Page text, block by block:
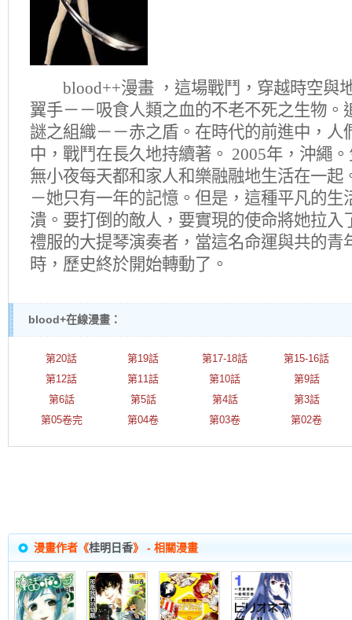
blood++漫畫 ，這場戰鬥，穿越時空與
翼手－－吸食人類之血的不老不死之生物。
謎之組織－－赤之盾。在時代的前進中，人
中，戰鬥在長久地持續著。 2005年，沖繩
無小夜每天都和家人和樂融融地生活在一起
－她只有一年的記憶。但是，這種平凡的生
潰。要打倒的敵人，要實現的使命將她拉入
禮服的大提琴演奏者，當這名命運與共的青
時，歷史終於開始轉動了。
blood+在線漫畫：
第20話 第19話 第17-18話
第15-16話
第12話
第11話 第10話
第9話
第6話
第5話 第4話
第3話
第05卷完
第04卷 第03卷 第02卷
漫畫作者《桂明日香》 - 相關漫畫